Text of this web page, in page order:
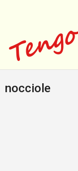
nocciole